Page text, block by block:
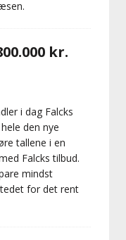
kr.
i dag Falcks
den nye
tallene i en
Falcks tilbud.
mindst
for det rent